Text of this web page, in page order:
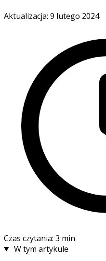
Aktualizacja: 9 lutego 2024
Czas czytania: 3 min
W tym artykule